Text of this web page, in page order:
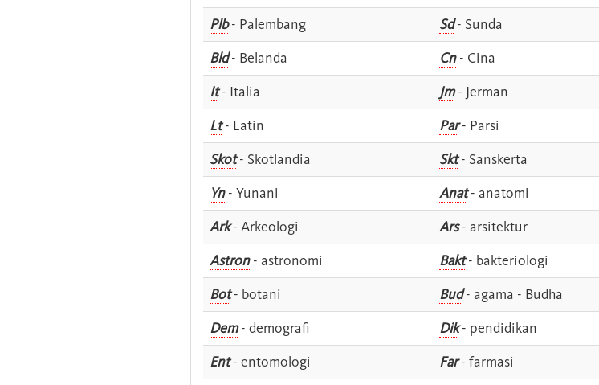
Plb- Palembang Sd- Sunda
Bld- Belanda Cn- Cina
It- Italia Jm- Jerman
Lt- Latin Par- Parsi
Skot- Skotlandia Skt- Sanskerta
Yn- Yunani Anat- anatomi
Ark- Arkeologi Ars- arsitektur
Astron- astronomi Bakt- bakteriologi
Bot- botani Bud- agama - Budha
Dem- demografi Dik- pendidikan
Ent- entomologi Far- farmasi